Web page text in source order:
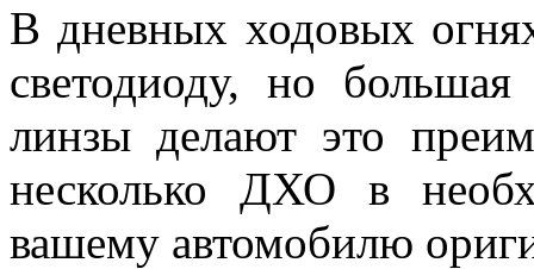
В дневных ходовых
светодиоду, но
линзы делают это
несколько ДХО в
вашему автомобилю